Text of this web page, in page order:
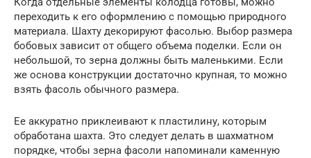
переходить к его оформлению с помощью природного
материала. Шахту декорируют фасолью. Выбор размера
бобовых зависит от общего объема поделки. Если он
небольшой, то зерна должны быть маленькими. Если
же основа конструкции достаточно крупная, то можно
взять фасоль обычного размера.
Ее аккуратно приклеивают к пластилину, которым
обработана шахта. Это следует делать в шахматном
порядке, чтобы зерна фасоли напоминали каменную